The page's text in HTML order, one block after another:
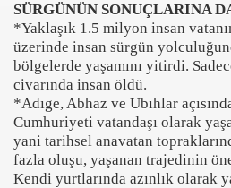
SÜRGÜNÜN SONUÇLARINA
*Yaklaşık 1.5 milyon insan
üzerinde insan sürgün
bölgelerde yaşamını yitirdi.
civarında insan öldü.
*Adıge, Abhaz ve Ubıhlar
Cumhuriyeti vatandaşı olarak
yani tarihsel anavatan
fazla oluşu, yaşanan trajedinin
Kendi yurtlarında azınlık olarak